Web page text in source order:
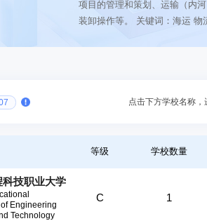
项目的管理和策划、运输（内
装卸操作等。 关键词：海运 物
点击下方学校名称
等级 学校数量
科技职业大学
Engineering
Technology
C 1